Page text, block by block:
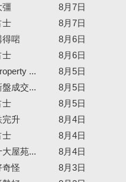
彊
8月7日
士
8月7日
得啱
8月6日
士
8月6日
...
8月5日
盤成交...
8月5日
士
8月5日
完升
8月4日
士
8月4日
大屋苑...
8月4日
奇怪
8月3日